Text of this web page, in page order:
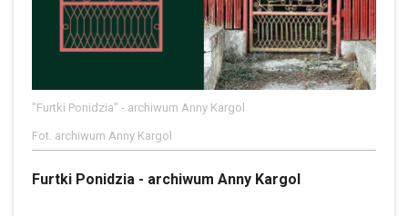
"Furtki Ponidzia" - archiwum Anny Kargol
Fot. archiwum Anny Kargol
Furtki Ponidzia - archiwum Anny Kargol